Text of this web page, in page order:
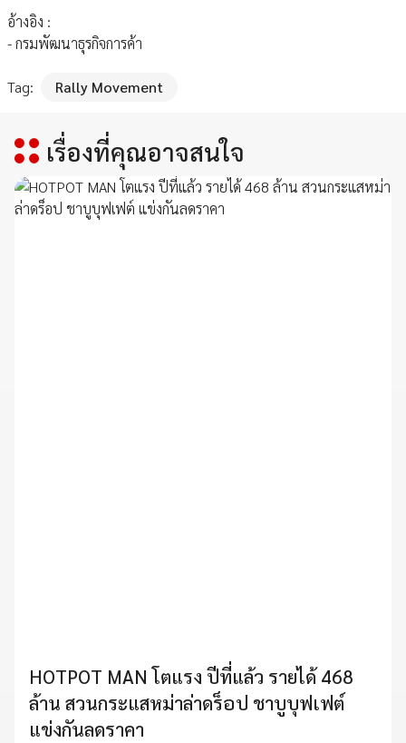
อ้างอิง :
- กรมพัฒนาธุรกิจการค้า
Tag: Rally Movement
เรื่องที่คุณอาจสนใจ
HOTPOT MAN โตแรง ปีที่แล้ว รายได้ 468
ล้าน สวนกระแสหม่าล่าดร็อป ชาบูบุฟเฟต์
แข่งกันลดราคา